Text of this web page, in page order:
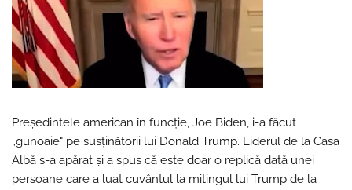
Preşedintele american în funcție, Joe Biden, i-a făcut
„gunoaie" pe susținătorii lui Donald Trump. Liderul de la Casa
Albă s-a apărat și a spus că este doar o replică dată unei
persoane care a luat cuvântul la mitingul lui Trump de la